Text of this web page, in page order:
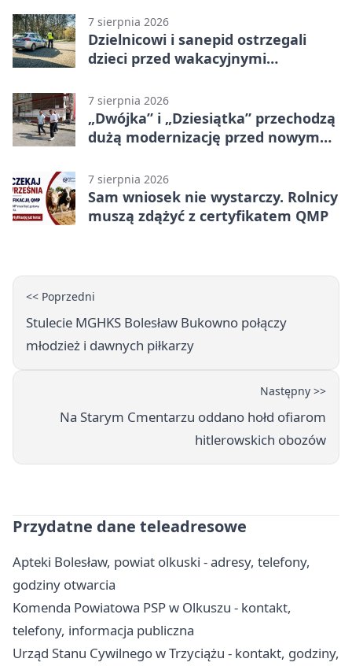
7 sierpnia 2026
Dzielnicowi i sanepid ostrzegali
dzieci przed wakacyjnymi
7 sierpnia 2026
„Dwójka” i „Dziesiątka” przechodzą
dużą modernizację przed nowym
7 sierpnia 2026
Sam wniosek nie wystarczy. Rolnicy
muszą zdążyć z certyfikatem QMP
<< Poprzedni
Stulecie MGHKS Bolesław Bukowno połączy
młodzież i dawnych piłkarzy
Następny >>
Na Starym Cmentarzu oddano hołd ofiarom
hitlerowskich obozów
Przydatne dane teleadresowe
Apteki Bolesław, powiat olkuski - adresy, telefony,
godziny otwarcia
Komenda Powiatowa PSP w Olkuszu - kontakt,
telefony, informacja publiczna
Urząd Stanu Cywilnego w Trzyciążu - kontakt, godziny,